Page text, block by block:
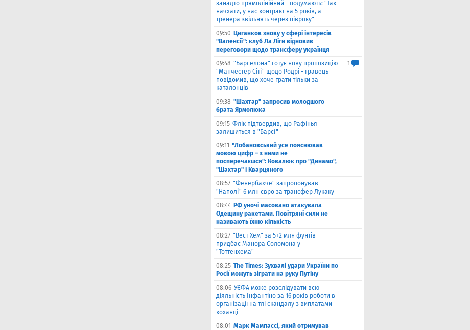
занадто прямолінійний - подумають: "Так
начхати, у нас контракт на 5 років, а
тренера звільнять через півроку"
09:50 Циганков знову у сфері інтересів
"Валенсії": клуб Ла Ліги відновив
переговори щодо трансферу українця
09:48 "Барселона" готує нову пропозицію
"Манчестер Сіті" щодо Родрі - гравець
повідомив, що хоче грати тільки за
каталонців
1
09:38 "Шахтар" запросив молодшого
брата Ярмолюка
09:15 Флік підтвердив, що Рафінья
залишиться в "Барсі"
09:11 "Лобановський усе пояснював
мовою цифр – з ними не
посперечаєшся": Ковалюк про "Динамо",
"Шахтар" і Кварцяного
08:57 "Фенербахче" запропонував
"Наполі" 6 млн євро за трансфер Лукаку
08:44 РФ уночі масовано атакувала
Одещину ракетами. Повітряні сили не
називають їхню кількість
08:27 "Вест Хем" за 5+2 млн фунтів
придбає Манора Соломона у
"Тоттенхема"
08:25 The Times: Зухвалі удари України по
Росії можуть зіграти на руку Путіну
08:06 УЄФА може розслідувати всю
діяльність Інфантіно за 16 років роботи в
організації на тлі скандалу з виплатами
коханці
08:01 Марк Мампассі, який отримував